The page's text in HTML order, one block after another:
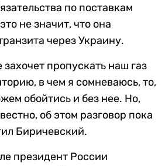
по поставкам
не значит, что она
через Украину.
пропускать наш газ
в чем я сомневаюсь, то,
обойтись и без нее. Но,
об этом разговор пока
Биричевский.
президент России